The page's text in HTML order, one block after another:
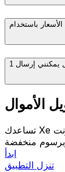
الأموال
تساعدك Xe على إرسال تحويلات مالية إلى الخارج عبر الإنترنت
منخفضة
ابدأ
تنزل التطبيق